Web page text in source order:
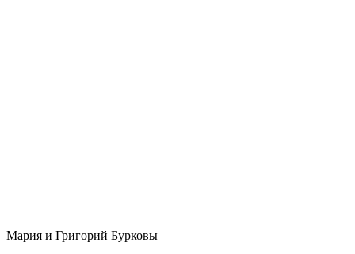
Мария и Григорий Бурковы